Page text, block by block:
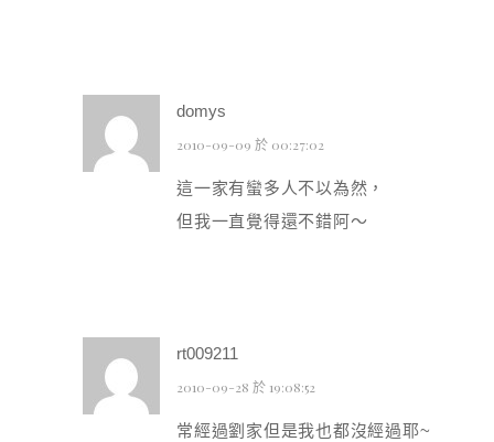
domys
2010-09-09 於 00:27:02
這一家有蠻多人不以為然，
但我一直覺得還不錯阿～
rt009211
2010-09-28 於 19:08:52
常經過劉家但是我也都沒經過耶~